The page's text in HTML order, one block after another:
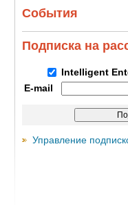
События
Подписка на
Intelligent
E-mail
Управление